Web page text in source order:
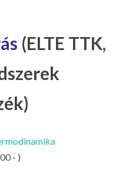
IL
LA
G
O
KI
G
(ELTE TTK,
- )